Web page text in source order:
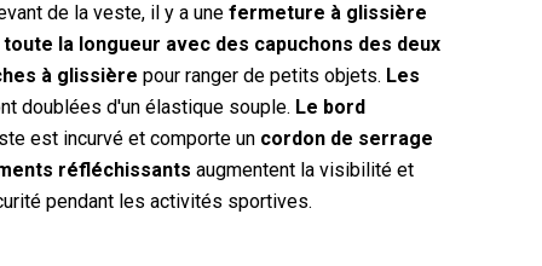
de la veste, il y a une fermeture à glissière
la longueur avec des capuchons des deux
à glissière pour ranger de petits objets. Les
doublées d'un élastique souple. Le bord
est incurvé et comporte un cordon de serrage
réfléchissants augmentent la visibilité et
pendant les activités sportives.